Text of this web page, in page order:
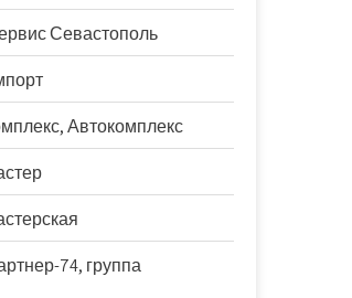
Севастополь
Автокомплекс
74, группа